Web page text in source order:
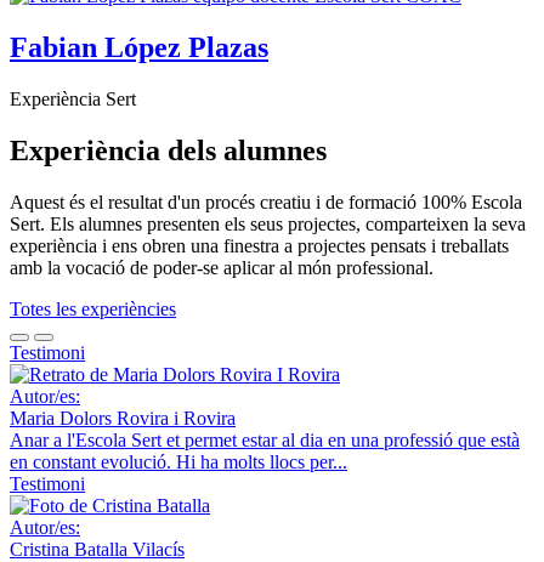
Fabian López Plazas
Experiència Sert
Experiència dels alumnes
Aquest és el resultat d'un procés creatiu i de formació 100% Escola
Sert. Els alumnes presenten els seus projectes, comparteixen la seva
experiència i ens obren una finestra a projectes pensats i treballats
amb la vocació de poder-se aplicar al món professional.
Totes les experiències
Testimoni
Autor/es:
Maria Dolors Rovira i Rovira
Anar a l'Escola Sert et permet estar al dia en una professió que està
en constant evolució. Hi ha molts llocs per...
Testimoni
Autor/es:
Cristina Batalla Vilacís